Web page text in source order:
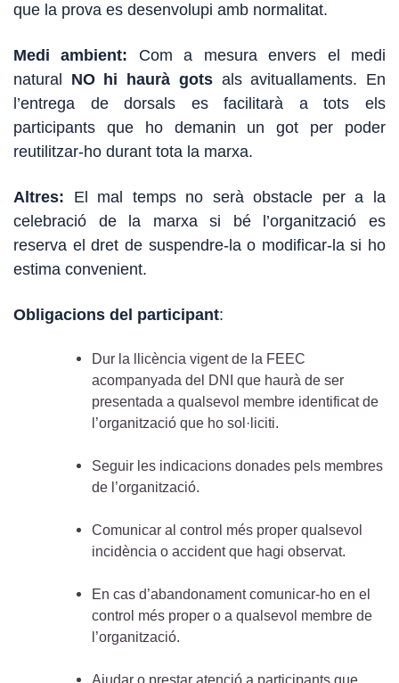
que la prova es desenvolupi amb normalitat.
Medi ambient: Com a mesura envers el medi
natural NO hi haurà gots als avituallaments. En
l’entrega de dorsals es facilitarà a tots els
participants que ho demanin un got per poder
reutilitzar-ho durant tota la marxa.
Altres: El mal temps no serà obstacle per a la
celebració de la marxa si bé l’organització es
reserva el dret de suspendre-la o modificar-la si ho
estima convenient.
Obligacions del participant:
Dur la llicència vigent de la FEEC
acompanyada del DNI que haurà de ser
presentada a qualsevol membre identificat de
l’organització que ho sol·liciti.
Seguir les indicacions donades pels membres
de l’organització.
Comunicar al control més proper qualsevol
incidència o accident que hagi observat.
En cas d’abandonament comunicar-ho en el
control més proper o a qualsevol membre de
l’organització.
Ajudar o prestar atenció a participants que